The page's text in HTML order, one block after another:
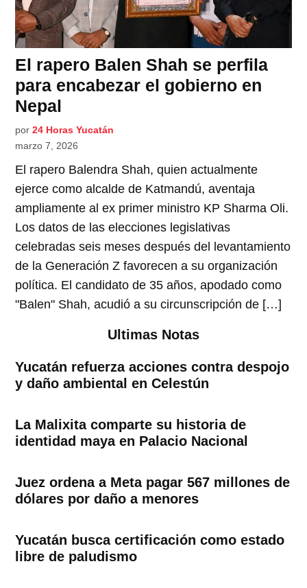
El rapero Balen Shah se perfila
para encabezar el gobierno en
Nepal
por 24 Horas Yucatán
marzo 7, 2026
El rapero Balendra Shah, quien actualmente
ejerce como alcalde de Katmandú, aventaja
ampliamente al ex primer ministro KP Sharma Oli.
Los datos de las elecciones legislativas
celebradas seis meses después del levantamiento
de la Generación Z favorecen a su organización
política. El candidato de 35 años, apodado como
"Balen" Shah, acudió a su circunscripción de […]
Ultimas Notas
Yucatán refuerza acciones contra despojo
y daño ambiental en Celestún
La Malixita comparte su historia de
identidad maya en Palacio Nacional
Juez ordena a Meta pagar 567 millones de
dólares por daño a menores
Yucatán busca certificación como estado
libre de paludismo